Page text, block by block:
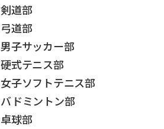
剣道部
弓道部
男子サッカー部
硬式テニス部
女子ソフトテニス部
バドミントン部
卓球部